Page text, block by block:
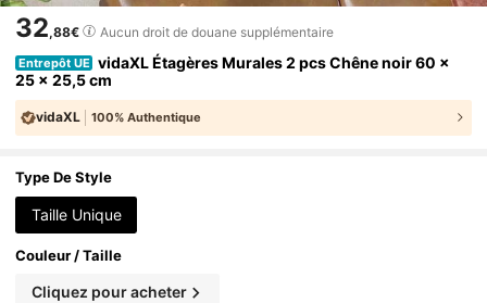
32,88€ Aucun droit de douane supplémentaire
Entrepôt UE vidaXL Étagères Murales 2 pcs Chêne noir 60 x
25 x 25,5 cm
vidaXL 100% Authentique
Type De Style
Taille Unique
Couleur / Taille
Cliquez pour acheter